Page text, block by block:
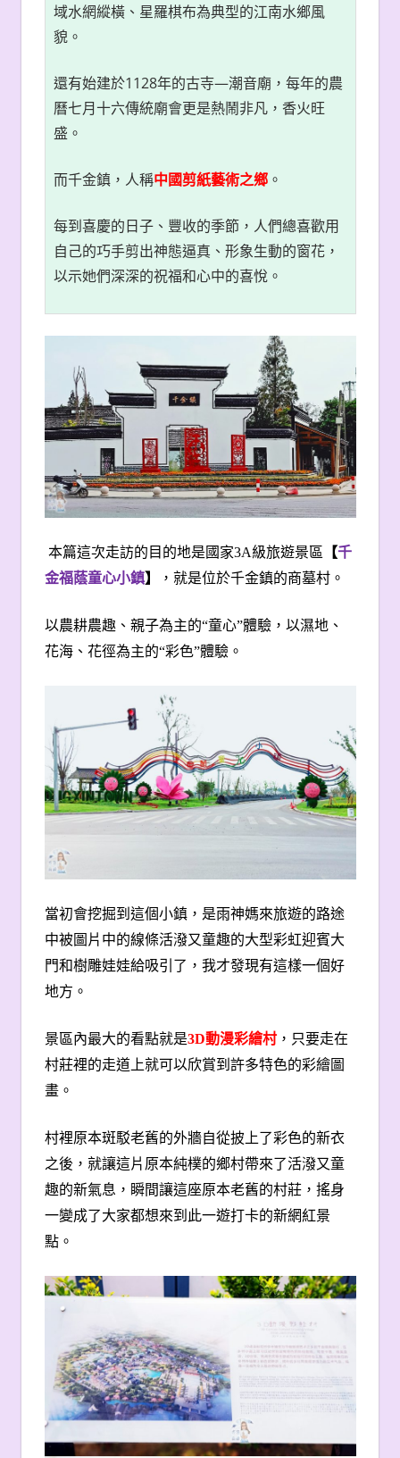
域水網縱橫、星羅棋布為典型的江南水鄉風
貌。
還有始建於1128年的古寺—潮音廟，每年的農
曆七月十六傳統廟會更是熱鬧非凡，香火旺
盛。
而千金鎮，人稱中國剪紙藝術之鄉 。
每到喜慶的日子、豐收的季節，人們總喜歡用
自己的巧手剪出神態逼真、形象生動的窗花，
以示她們深深的祝福和心中的喜悅。
本篇這次走訪的目的地是國家3A級旅遊景區 【千
金福蔭童心小鎮】 ，就是位於千金鎮的商墓村。
以農耕農趣、親子為主的“童心”體驗，以濕地、
花海、花徑為主的“彩色”體驗。
當初會挖掘到這個小鎮，是雨神媽來旅遊的路途
中被圖片中的線條活潑又童趣的大型彩虹迎賓大
門和樹雕娃娃給吸引了，我才發現有這樣一個好
地方。
景區內最大的看點就是3D動漫彩繪村，只要走在
村莊裡的走道上就可以欣賞到許多特色的彩繪圖
畫。
村裡原本斑駁老舊的外牆自從披上了彩色的新衣
之後，就讓這片原本純樸的鄉村帶來了活潑又童
趣的新氣息，瞬間讓這座原本老舊的村莊，搖身
一變成了大家都想來到此一遊打卡的新網紅景
點。